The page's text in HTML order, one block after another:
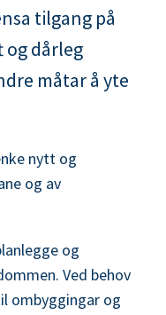
tilgang på
og dårleg
måtar å yte
nytt og
og av
og
Ved behov
ombyggingar og